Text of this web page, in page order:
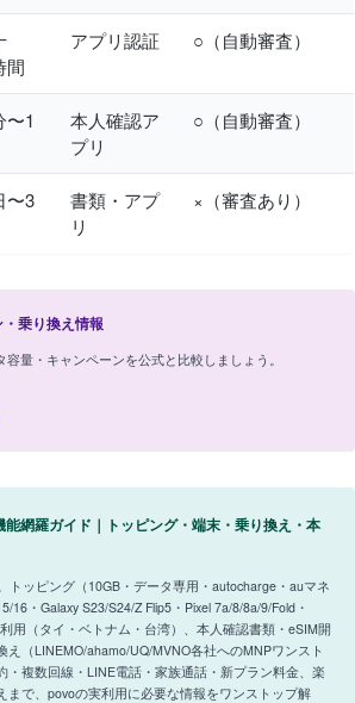
間
アプリ認証 ○（自動審査）
〜1
本人確認ア
プリ
○（自動審査）
〜3
書類・アプ
リ
×（審査あり）
乗り換え情報
量・キャンペーンを公式と比較しましょう。
網羅ガイド｜トッピング・端末・乗り換え・本
トッピング（10GB・データ専用・autocharge・auマネ
16・Galaxy S23/S24/Z Flip5・Pixel 7a/8/8a/9/Fold・
用（タイ・ベトナム・台湾）、本人確認書類・eSIM開
（LINEMO/ahamo/UQ/MVNO各社へのMNPワンスト
・複数回線・LINE電話・家族通話・新プラン料金、楽
まで、povoの実利用に必要な情報をワンストップ解